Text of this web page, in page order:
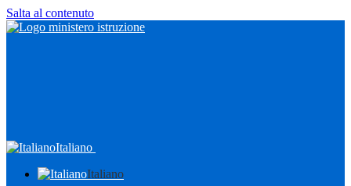
Salta al contenuto
Italiano
Italiano